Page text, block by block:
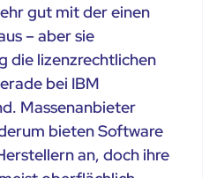
gut mit der einen
– aber sie
die lizenzrechtlichen
bei IBM
Massenanbieter
bieten Software
an, doch ihre